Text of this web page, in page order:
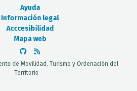
Ayuda
Información legal
Acccesibilidad
Mapa web
de Movilidad, Turismo y Ordenación del
Territorio